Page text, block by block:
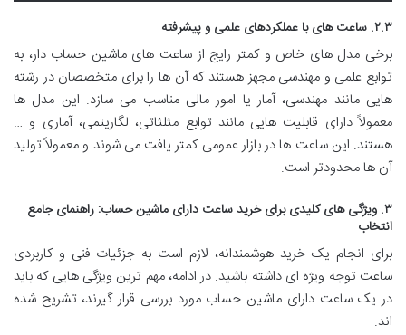
۲.۳. ساعت های با عملکردهای علمی و پیشرفته
برخی مدل های خاص و کمتر رایج از ساعت های ماشین حساب دار، به
توابع علمی و مهندسی مجهز هستند که آن ها را برای متخصصان در رشته
هایی مانند مهندسی، آمار یا امور مالی مناسب می سازد. این مدل ها
معمولاً دارای قابلیت هایی مانند توابع مثلثاتی، لگاریتمی، آماری و …
هستند. این ساعت ها در بازار عمومی کمتر یافت می شوند و معمولاً تولید
آن ها محدودتر است.
۳. ویژگی های کلیدی برای خرید ساعت دارای ماشین حساب: راهنمای جامع
انتخاب
برای انجام یک خرید هوشمندانه، لازم است به جزئیات فنی و کاربردی
ساعت توجه ویژه ای داشته باشید. در ادامه، مهم ترین ویژگی هایی که باید
در یک ساعت دارای ماشین حساب مورد بررسی قرار گیرند، تشریح شده
اند.